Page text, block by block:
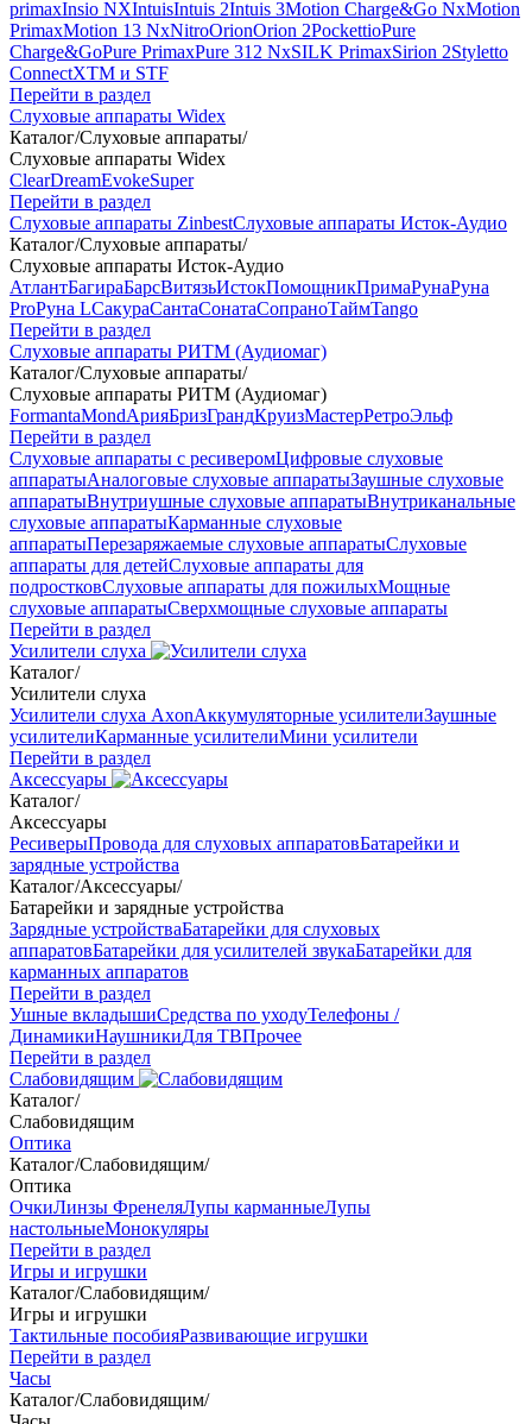
primaxInsio NXIntuisIntuis 2Intuis 3Motion Charge&Go NxMotion
PrimaxMotion 13 NxNitroOrionOrion 2PockettioPure
Charge&GoPure PrimaxPure 312 NxSILK PrimaxSirion 2Styletto
ConnectXTM и STF
Перейти в раздел
Слуховые аппараты Widex
Каталог/Слуховые аппараты/
Слуховые аппараты Widex
ClearDreamEvokeSuper
Перейти в раздел
Слуховые аппараты ZinbestСлуховые аппараты Исток-Аудио
Каталог/Слуховые аппараты/
Слуховые аппараты Исток-Аудио
АтлантБагираБарсВитязьИстокПомощникПримаРунаРуна
ProРуна LСакураСантаСонатаСопраноТаймTango
Перейти в раздел
Слуховые аппараты РИТМ (Аудиомаг)
Каталог/Слуховые аппараты/
Слуховые аппараты РИТМ (Аудиомаг)
FormantaMondАрияБризГрандКруизМастерРетроЭльф
Перейти в раздел
Слуховые аппараты с ресиверомЦифровые слуховые
аппаратыАналоговые слуховые аппаратыЗаушные слуховые
аппаратыВнутриушные слуховые аппаратыВнутриканальные
слуховые аппаратыКарманные слуховые
аппаратыПерезаряжаемые слуховые аппаратыСлуховые
аппараты для детейСлуховые аппараты для
подростковСлуховые аппараты для пожилыхМощные
слуховые аппаратыСверхмощные слуховые аппараты
Перейти в раздел
Усилители слуха
Каталог/
Усилители слуха
Усилители слуха AxonАккумуляторные усилителиЗаушные
усилителиКарманные усилителиМини усилители
Перейти в раздел
Аксессуары
Каталог/
Аксессуары
РесиверыПровода для слуховых аппаратовБатарейки и
зарядные устройства
Каталог/Аксессуары/
Батарейки и зарядные устройства
Зарядные устройстваБатарейки для слуховых
аппаратовБатарейки для усилителей звукаБатарейки для
карманных аппаратов
Перейти в раздел
Ушные вкладышиСредства по уходуТелефоны /
ДинамикиНаушникиДля ТВПрочее
Перейти в раздел
Слабовидящим
Каталог/
Слабовидящим
Оптика
Каталог/Слабовидящим/
Оптика
ОчкиЛинзы ФренеляЛупы карманныеЛупы
настольныеМонокуляры
Перейти в раздел
Игры и игрушки
Каталог/Слабовидящим/
Игры и игрушки
Тактильные пособияРазвивающие игрушки
Перейти в раздел
Часы
Каталог/Слабовидящим/